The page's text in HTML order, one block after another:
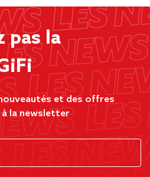
pas la
et des offres
la newsletter